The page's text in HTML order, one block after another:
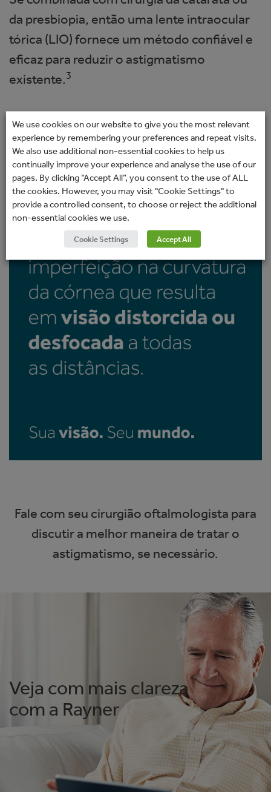
da presbiopia, então uma lente intraocular
tórica (LIO) fornece um método confiável e
eficaz para reduzir o astigmatismo
existente.3
https://www.ophthalmologytimes.com/view/tips-toric-iol-marking
Saiba mais
Fale com seu cirurgião oftalmologista para
discutir a melhor maneira de tratar o
astigmatismo, se necessário.
Veja com mais clareza
com a Rayner
We use cookies on our website to give you the most relevant
experience by remembering your preferences and repeat visits.
We also use additional non-essential cookies to help us
continually improve your experience and analyse the use of our
pages. By clicking “Accept All”, you consent to the use of ALL
the cookies. However, you may visit "Cookie Settings" to
provide a controlled consent, to choose or reject the additional
non-essential cookies we use.
Cookie Settings Accept All